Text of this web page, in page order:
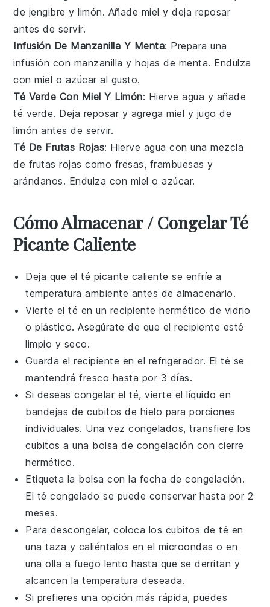
de jengibre ylimón. Añade miel y deja reposar
antes de servir.
Infusión De Manzanilla Y Menta: Prepara una
infusión con manzanilla y hojas de menta. Endulza
con miel o azúcar al gusto.
Té Verde Con Miel Y Limón: Hierve agua y añade
té verde. Deja reposar y agrega miel y jugo de
limón antes de servir.
Té De Frutas Rojas: Hierve agua con una mezcla
de frutas rojas como fresas, frambuesas y
arándanos. Endulza con miel o azúcar.
Cómo Almacenar / Congelar Té
Picante Caliente
Deja que elté picante caliente se enfríe a
temperatura ambiente antes de almacenarlo.
Vierte elté en un recipiente hermético de vidrio
o plástico. Asegúrate de que el recipiente esté
limpio y seco.
Guarda el recipiente en el refrigerador. Elté se
mantendrá fresco hasta por 3 días.
Si deseas congelar elté, vierte el líquido en
bandejas de cubitos de hielo para porciones
individuales. Una vez congelados, transfiere los
cubitos a una bolsa de congelación con cierre
hermético.
Etiqueta la bolsa con la fecha de congelación.
El té congelado se puede conservar hasta por 2
meses.
Para descongelar, coloca los cubitos deté en
una taza y caliéntalos en el microondas o en
una olla a fuego lento hasta que se derritan y
alcancen la temperatura deseada.
Si prefieres una opción más rápida, puedes